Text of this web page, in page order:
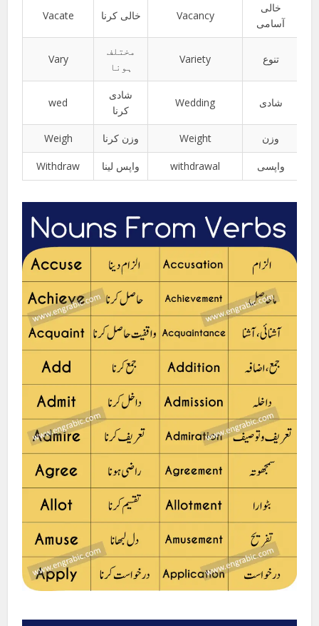
Vacate خالی کرنا Vacancy
خالی
آسامی
Vary
مختلف
ہونا
Variety تنوع
wed
شادی
کرنا
Wedding شادی
Weigh وزن کرنا Weight وزن
Withdraw واپس لینا withdrawal واپسی